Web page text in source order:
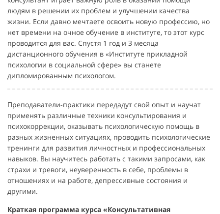
людям в решении их проблем и улучшении качества
жизни. Если давно мечтаете освоить новую профессию, но
нет времени на очное обучение в институте, то этот курс
проводится для вас. Спустя 1 год и 3 месяца
дистанционного обучения в «Институте прикладной
психологии в социальной сфере» вы станете
дипломированным психологом.
Преподаватели-практики передадут свой опыт и научат
применять различные техники консультирования и
психокоррекции, оказывать психологическую помощь в
разных жизненных ситуациях, проводить психологические
тренинги для развития личностных и профессиональных
навыков. Вы научитесь работать с такими запросами, как
страхи и тревоги, неуверенность в себе, проблемы в
отношениях и на работе, депрессивные состояния и
другими.
Краткая программа курса «Консультативная